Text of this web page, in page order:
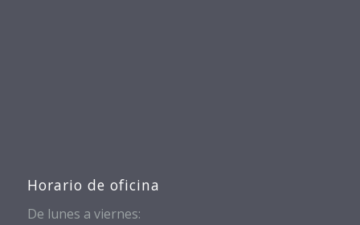
Horario de oficina
De lunes a viernes: